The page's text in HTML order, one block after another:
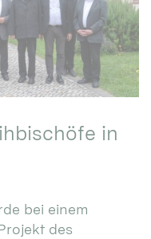
in
bei einem
des